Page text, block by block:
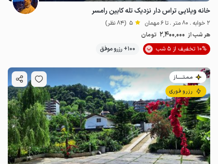
خانه ویلایی تراس دار نزدیک تله کابین رامسر
2 خوابه . 80 متر . تا 6 مهمان 5 (84 نظر)
هر شب از 2٬400٬000 تومان
10% تخفیف از 5 شب
100+ رزرو موفق
مـمـتــــــاز
رزرو فوری